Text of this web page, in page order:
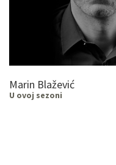
Marin Blažević
U ovoj sezoni